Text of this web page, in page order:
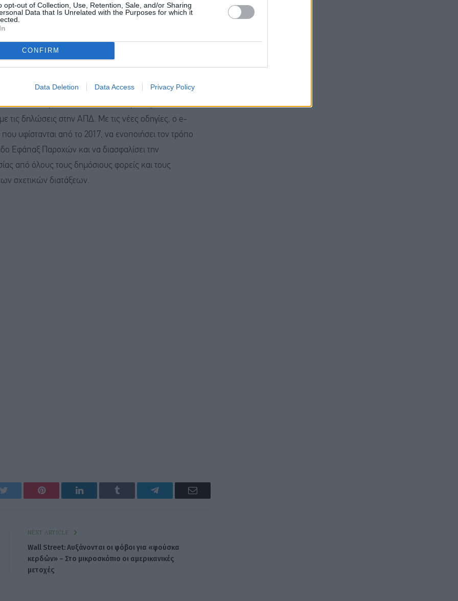
opt-out of Collection, Use, Retention, Sale, and/or Sharing
Data that Is Unrelated with the Purposes for which it
CONFIRM
Data Deletion Data Access Privacy Policy
οδηγίες προς τις υπηρεσίες του Δημοσίου, των
διαδικασία αποστολής στοιχείων για τις
να υποβάλουν συγκεντρωτικά στοιχεία για τις
τα απαραίτητα αποδεικτικά, προκειμένου να
τις δηλώσεις στην ΑΠΔ. Με τις νέες οδηγίες, ο e-
υφίστανται από το 2017, να ενοποιήσει τον τρόπο
Εφάπαξ Παροχών και να διασφαλίσει την
από όλους τους δημόσιους φορείς και τους
σχετικών διατάξεων.
Pinterest LinkedIn Tumblr Telegram Email
NEXT ARTICLE
Wall Street: Αυξάνονται οι φόβοι για «φούσκα
κερδών» – Στο μικροσκόπιο οι αμερικανικές
μετοχές